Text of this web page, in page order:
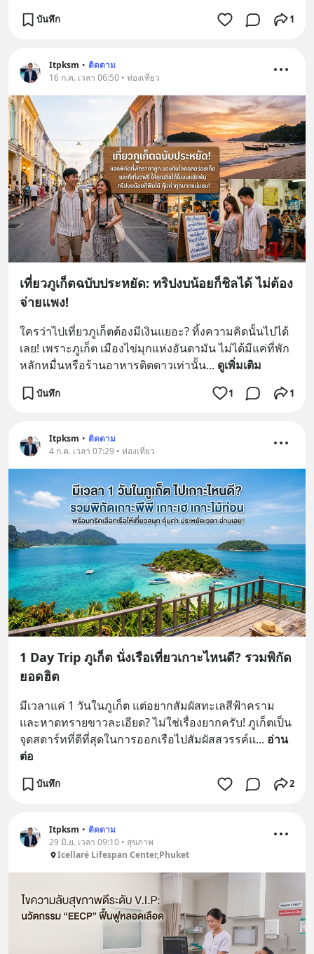
บันทึก 1
Itpksm • ติดตาม
16 ก.ค. เวลา 06:50 • ท่องเที่ยว
เที่ยวภูเก็ตฉบับประหยัด: ทริปงบน้อยก็ชิลได้ ไม่ต้อง
จ่ายแพง!
ใครว่าไปเที่ยวภูเก็ตต้องมีเงินแยอะ? ทิ้งความคิดนั้นไปได้
เลย! เพราะภูเก็ต เมืองไข่มุกแห่งอันดามัน ไม่ได้มีแค่ที่พัก
หลักหมื่นหรือร้านอาหารติดดาวเท่านั้น... ดูเพิ่มเติม
บันทึก 1 1
Itpksm • ติดตาม
4 ก.ค. เวลา 07:29 • ท่องเที่ยว
1 Day Trip ภูเก็ต นั่งเรือเที่ยวเกาะไหนดี? รวมพิกัด
ยอดฮิต
มีเวลาแค่ 1 วันในภูเก็ต แต่อยากสัมผัสทะเลสีฟ้าคราม
และหาดทรายขาวละเอียด? ไม่ใช่เรื่องยากครับ! ภูเก็ตเป็น
จุดสตาร์ทที่ดีที่สุดในการออกเรือไปสัมผัสสวรรค์แ... อ่าน
ต่อ
บันทึก 2
Itpksm • ติดตาม
29 มิ.ย. เวลา 09:10 • สุขภาพ
Icellaré Lifespan Center,Phuket